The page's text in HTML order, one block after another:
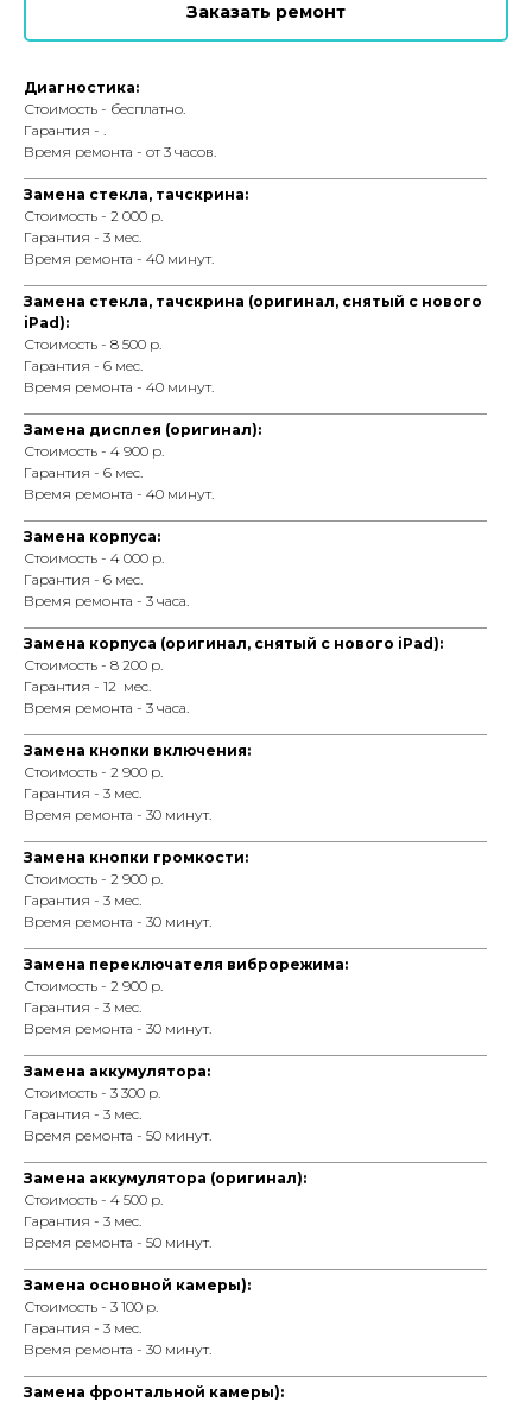
Заказать ремонт
Диагностика:
Стоимость - бесплатно.
Гарантия - .
Время ремонта - от 3 часов.
Замена стекла, тачскрина:
Стоимость - 2 000 р.
Гарантия - 3 мес.
Время ремонта - 40 минут.
Замена стекла, тачскрина (оригинал, снятый с нового
iPad):
Стоимость - 8 500 р.
Гарантия - 6 мес.
Время ремонта - 40 минут.
Замена дисплея (оригинал):
Стоимость - 4 900 р.
Гарантия - 6 мес.
Время ремонта - 40 минут.
Замена корпуса:
Стоимость - 4 000 р.
Гарантия - 6 мес.
Время ремонта - 3 часа.
Замена корпуса (оригинал, снятый с нового iPad):
Стоимость - 8 200 р.
Гарантия - 12 мес.
Время ремонта - 3 часа.
Замена кнопки включения:
Стоимость - 2 900 р.
Гарантия - 3 мес.
Время ремонта - 30 минут.
Замена кнопки громкости:
Стоимость - 2 900 р.
Гарантия - 3 мес.
Время ремонта - 30 минут.
Замена переключателя виброрежима:
Стоимость - 2 900 р.
Гарантия - 3 мес.
Время ремонта - 30 минут.
Замена аккумулятора:
Стоимость - 3 300 р.
Гарантия - 3 мес.
Время ремонта - 50 минут.
Замена аккумулятора (оригинал):
Стоимость - 4 500 р.
Гарантия - 3 мес.
Время ремонта - 50 минут.
Замена основной камеры):
Стоимость - 3 100 р.
Гарантия - 3 мес.
Время ремонта - 30 минут.
Замена фронтальной камеры):